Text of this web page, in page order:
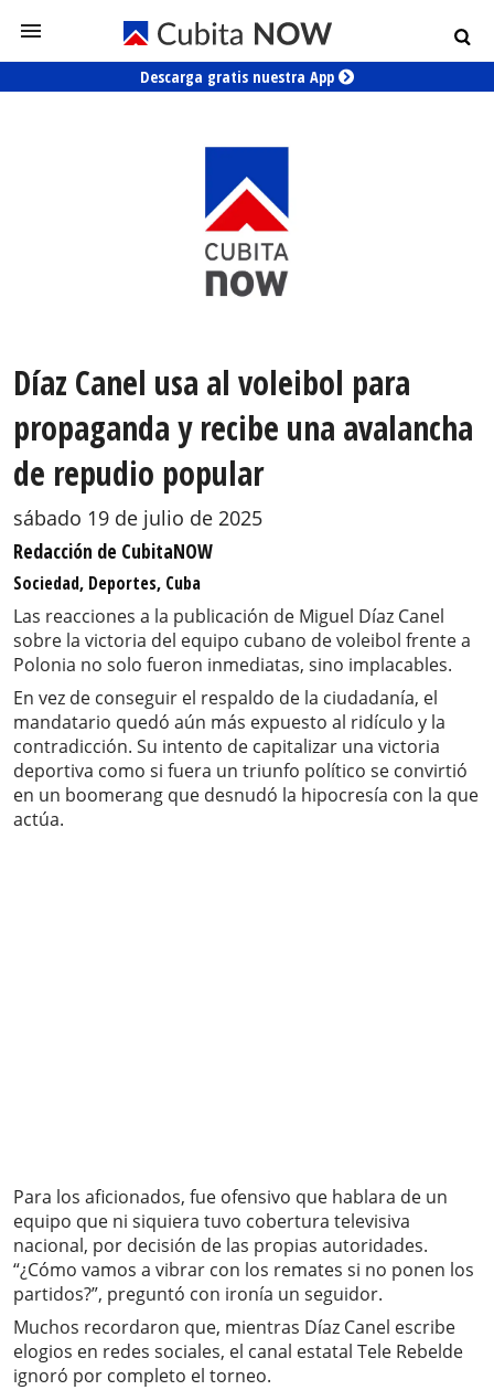
Descarga gratis nuestra App
Díaz Canel usa al voleibol para
propaganda y recibe una avalancha
de repudio popular
sábado 19 de julio de 2025
Redacción de CubitaNOW
Sociedad, Deportes, Cuba
Las reacciones a la publicación de Miguel Díaz Canel
sobre la victoria del equipo cubano de voleibol frente a
Polonia no solo fueron inmediatas, sino implacables.
En vez de conseguir el respaldo de la ciudadanía, el
mandatario quedó aún más expuesto al ridículo y la
contradicción. Su intento de capitalizar una victoria
deportiva como si fuera un triunfo político se convirtió
en un boomerang que desnudó la hipocresía con la que
actúa.
Para los aficionados, fue ofensivo que hablara de un
equipo que ni siquiera tuvo cobertura televisiva
nacional, por decisión de las propias autoridades.
“¿Cómo vamos a vibrar con los remates si no ponen los
partidos?”, preguntó con ironía un seguidor.
Muchos recordaron que, mientras Díaz Canel escribe
elogios en redes sociales, el canal estatal Tele Rebelde
ignoró por completo el torneo.